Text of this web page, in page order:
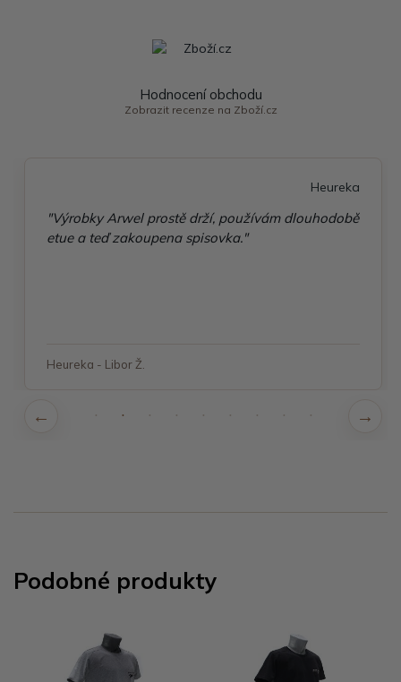
Hodnocení obchodu
Zobrazit recenze na Zboží.cz
Heureka
"Výrobky Arwel prostě drží, používám dlouhodobě
etue a teď zakoupena spisovka."
Heureka - Libor Ž.
Podobné produkty